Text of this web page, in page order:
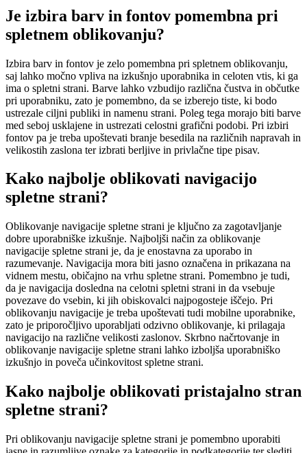
Je izbira barv in fontov pomembna pri
spletnem oblikovanju?
Izbira barv in fontov je zelo pomembna pri spletnem oblikovanju,
saj lahko močno vpliva na izkušnjo uporabnika in celoten vtis, ki ga
ima o spletni strani. Barve lahko vzbudijo različna čustva in občutke
pri uporabniku, zato je pomembno, da se izberejo tiste, ki bodo
ustrezale ciljni publiki in namenu strani. Poleg tega morajo biti barve
med seboj usklajene in ustrezati celostni grafični podobi. Pri izbiri
fontov pa je treba upoštevati branje besedila na različnih napravah in
velikostih zaslona ter izbrati berljive in privlačne tipe pisav.
Kako najbolje oblikovati navigacijo
spletne strani?
Oblikovanje navigacije spletne strani je ključno za zagotavljanje
dobre uporabniške izkušnje. Najboljši način za oblikovanje
navigacije spletne strani je, da je enostavna za uporabo in
razumevanje. Navigacija mora biti jasno označena in prikazana na
vidnem mestu, običajno na vrhu spletne strani. Pomembno je tudi,
da je navigacija dosledna na celotni spletni strani in da vsebuje
povezave do vsebin, ki jih obiskovalci najpogosteje iščejo. Pri
oblikovanju navigacije je treba upoštevati tudi mobilne uporabnike,
zato je priporočljivo uporabljati odzivno oblikovanje, ki prilagaja
navigacijo na različne velikosti zaslonov. Skrbno načrtovanje in
oblikovanje navigacije spletne strani lahko izboljša uporabniško
izkušnjo in poveča učinkovitost spletne strani.
Kako najbolje oblikovati pristajalno stran
spletne strani?
Pri oblikovanju navigacije spletne strani je pomembno uporabiti